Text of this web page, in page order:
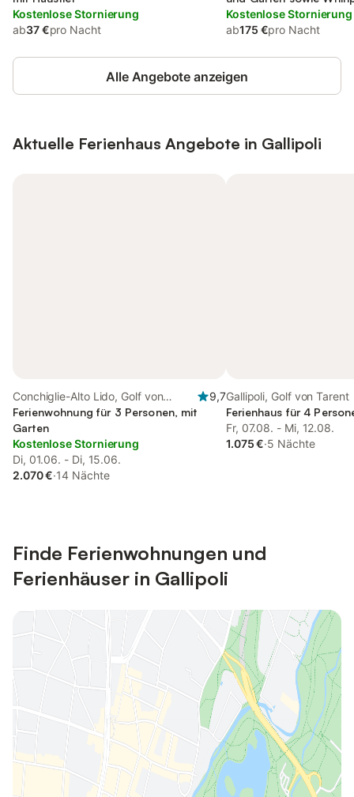
Kostenlose Stornierung
ab37 €pro Nacht
Kostenlose Stornierung
ab175 €pro Nacht
Alle Angebote anzeigen
Aktuelle Ferienhaus Angebote in Gallipoli
Conchiglie-Alto Lido, Golf von
Tarent
9,7
Ferienwohnung für 3 Personen, mit
Garten
Kostenlose Stornierung
Di, 01.06. - Di, 15.06.
2.070 €·14 Nächte
Gallipoli, Golf von Tarent
Ferienhaus für 4
Fr, 07.08. - Mi, 12.08.
1.075 €·5 Nächte
Finde Ferienwohnungen und
Ferienhäuser in Gallipoli